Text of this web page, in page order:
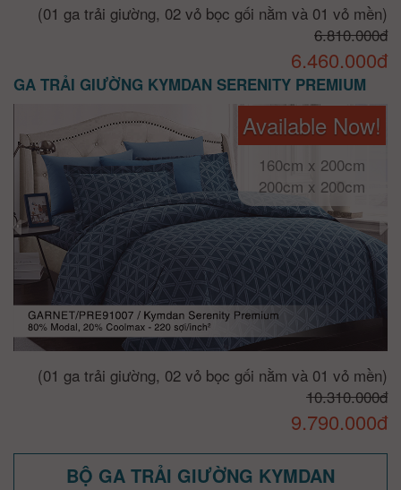
(01 ga trải giường, 02 vỏ bọc gối nằm và 01 vỏ mền)
6.810.000đ
6.460.000đ
GA TRẢI GIƯỜNG KYMDAN SERENITY PREMIUM
Available Now!
160cm x 200cm
200cm x 200cm
(01 ga trải giường, 02 vỏ bọc gối nằm và 01 vỏ mền)
10.310.000đ
9.790.000đ
BỘ GA TRẢI GIƯỜNG KYMDAN